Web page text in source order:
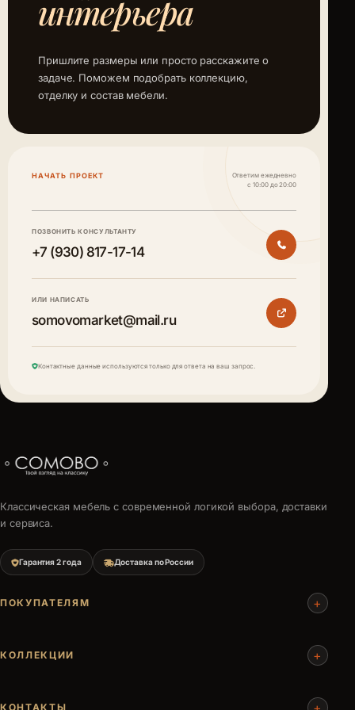
интерьера
Пришлите размеры или просто расскажите о
задаче. Поможем подобрать коллекцию,
отделку и состав мебели.
НАЧАТЬ ПРОЕКТ
Ответим ежедневно
с 10:00 до 20:00
ПОЗВОНИТЬ КОНСУЛЬТАНТУ
+7 (930) 817-17-14
ИЛИ НАПИСАТЬ
somovomarket@mail.ru
Контактные данные используются только для ответа на ваш запрос.
Классическая мебель с современной логикой выбора, доставки
и сервиса.
Гарантия 2 года Доставка по России
ПОКУПАТЕЛЯМ +
КОЛЛЕКЦИИ +
КОНТАКТЫ